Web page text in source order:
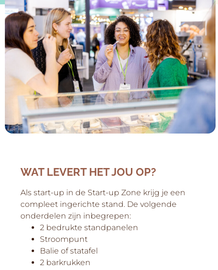
WAT LEVERT HET JOU OP?
Als start-up in de Start-up Zone krijg je een
compleet ingerichte stand. De volgende
onderdelen zijn inbegrepen:
2 bedrukte standpanelen
Stroompunt
Balie of statafel
2 barkrukken